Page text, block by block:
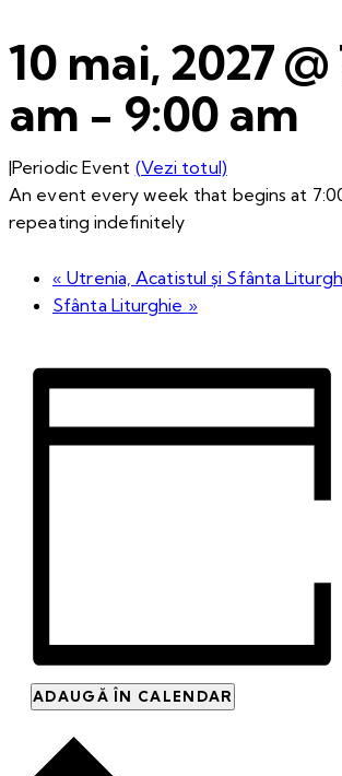
10 mai, 2027
am - 9:00 am
|Periodic Event (Vezi totul)
An event every week that begins at
repeating indefinitely
« Utrenia, Acatistul și Sfânta
Sfânta Liturghie »
ADAUGĂ ÎN CALENDAR